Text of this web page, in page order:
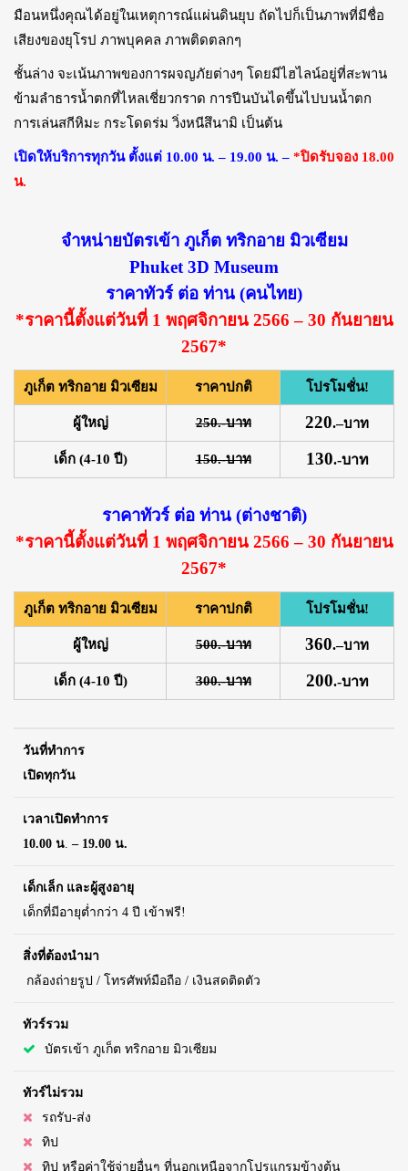
มือนหนึ่งคุณได้อยู่ในเหตุการณ์แผ่นดินยุบ ถัดไปก็เป็นภาพที่มีชื่อ
เสียงของยุโรป ภาพบุคคล ภาพติดตลกๆ
ชั้นล่าง จะเน้นภาพของการผจญภัยต่างๆ โดยมีไฮไลน์อยู่ที่สะพาน
ข้ามลำธารน้ำตกที่ไหลเชี่ยวกราด การปีนบันไดขึ้นไปบนน้ำตก
การเล่นสกีหิมะ กระโดดร่ม วิ่งหนีสึนามิ เป็นต้น
เปิดให้บริการทุกวัน ตั้งแต่ 10.00 น. – 19.00 น. – *ปิดรับจอง 18.00
น.
จำหน่ายบัตรเข้า ภูเก็ต ทริกอาย มิวเซียม
Phuket 3D Museum
ราคาทัวร์ ต่อ ท่าน (คนไทย)
*ราคานี้ตั้งแต่วันที่ 1 พฤศจิกายน 2566 – 30 กันยายน
2567*
ภูเก็ต ทริกอาย มิวเซียม ราคาปกติ โปรโมชั่น!
ผู้ใหญ่ 250.-บาท 220.–บาท
เด็ก (4-10 ปี) 150.-บาท 130.-บาท
ราคาทัวร์ ต่อ ท่าน (ต่างชาติ)
*ราคานี้ตั้งแต่วันที่ 1 พฤศจิกายน 2566 – 30 กันยายน
2567*
ภูเก็ต ทริกอาย มิวเซียม ราคาปกติ โปรโมชั่น!
ผู้ใหญ่ 500.-บาท 360.–บาท
เด็ก (4-10 ปี) 300.-บาท 200.-บาท
วันที่ทำการ
เปิดทุกวัน
เวลาเปิดทำการ
10.00 น. – 19.00 น.
เด็กเล็ก และผู้สูงอายุ
เด็กที่มีอายุต่ำกว่า 4 ปี เข้าฟรี!
สิ่งที่ต้องนำมา
กล้องถ่ายรูป / โทรศัพท์มือถือ / เงินสดติดตัว
ทัวร์รวม
บัตรเข้า ภูเก็ต ทริกอาย มิวเซียม
ทัวร์ไม่รวม
รถรับ-ส่ง
ทิป
ทิป หรือค่าใช้จ่ายอื่นๆ ที่นอกเหนือจากโปรแกรมข้างต้น